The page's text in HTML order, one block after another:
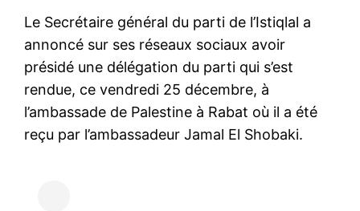
Le Secrétaire général du parti de l’Istiqlal a
annoncé sur ses réseaux sociaux avoir
présidé une délégation du parti qui s’est
rendue, ce vendredi 25 décembre, à
l’ambassade de Palestine à Rabat où il a été
reçu par l’ambassadeur Jamal El Shobaki.